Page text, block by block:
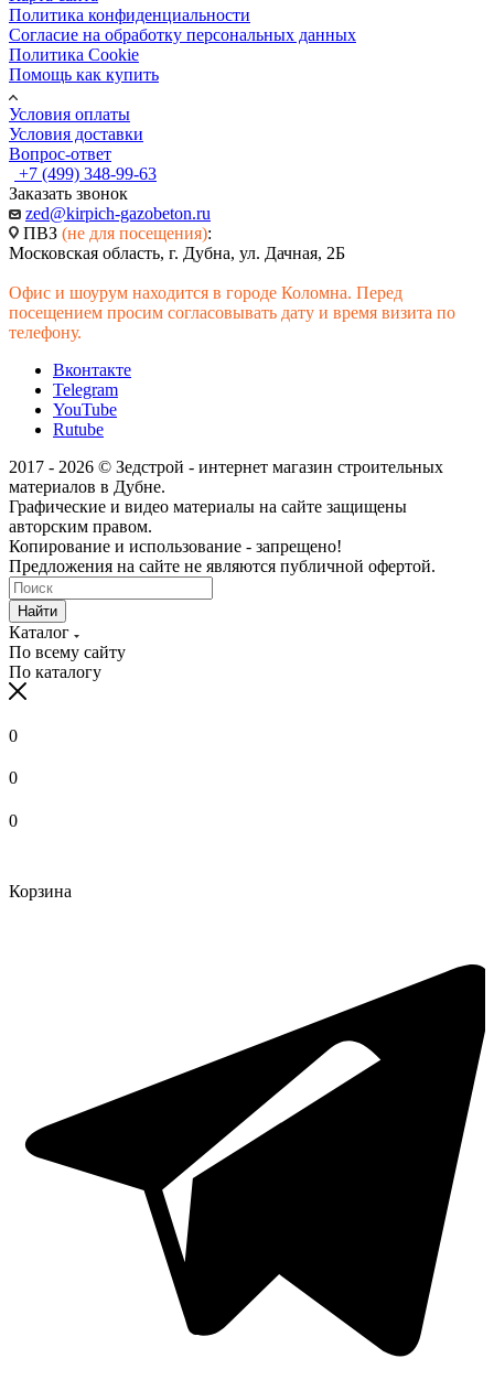
Политика конфиденциальности
Согласие на обработку персональных данных
Политика Cookie
Помощь как купить
Условия оплаты
Условия доставки
Вопрос-ответ
+7 (499) 348-99-63
Заказать звонок
zed@kirpich-gazobeton.ru
ПВЗ (не для посещения):
Московская область, г. Дубна, ул. Дачная, 2Б
Офис и шоурум находится в городе Коломна. Перед
посещением просим согласовывать дату и время визита по
телефону.
Вконтакте
Telegram
YouTube
Rutube
2017 - 2026 © Зедстрой - интернет магазин строительных
материалов в Дубне.
Графические и видео материалы на сайте защищены
авторским правом.
Копирование и использование - запрещено!
Предложения на сайте не являются публичной офертой.
Найти
Каталог
По всему сайту
По каталогу
0
0
0
Корзина